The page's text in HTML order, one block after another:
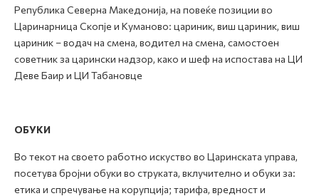
Република Северна Македонија, на повеќе позиции во
Царинарница Скопје и Куманово: цариник, виш цариник, виш
цариник – водач на смена, водител на смена, самостоен
советник за царински надзор, како и шеф на испостава на ЦИ
Деве Баир и ЦИ Табановце
ОБУКИ
Во текот на своето работно искуство во Царинската управа,
посетува бројни обуки во струката, вклучително и обуки за:
етика и спречување на корупција; тарифа, вредност и